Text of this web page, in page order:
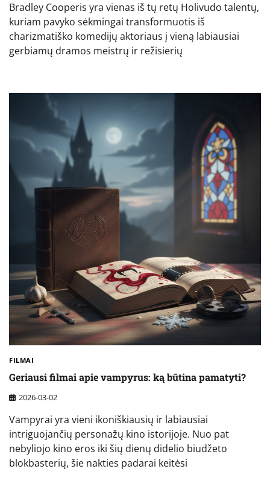
Bradley Cooperis yra vienas iš tų retų Holivudo talentų,
kuriam pavyko sėkmingai transformuotis iš
charizmatiško komedijų aktoriaus į vieną labiausiai
gerbiamų dramos meistrų ir režisierių
FILMAI
Geriausi filmai apie vampyrus: ką būtina pamatyti?
2026-03-02
Vampyrai yra vieni ikoniškiausių ir labiausiai
intriguojančių personažų kino istorijoje. Nuo pat
nebyliojo kino eros iki šių dienų didelio biudžeto
blokbasterių, šie nakties padarai keitėsi